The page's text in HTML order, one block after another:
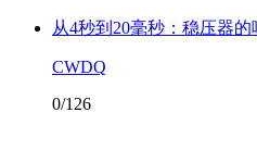
从4秒到20毫秒：稳压器
CWDQ
0/126